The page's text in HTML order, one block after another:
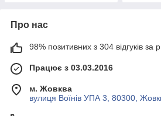
Про нас
98% позитивних з 304 відгуків за
Працює з 03.03.2016
м. Жовква
вулиця Воїнів УПА 3, 80300,